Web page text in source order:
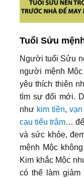
Tuổi Sửu
Người tuổi Sửu
người mệnh
yêu thích thiên
tìm sự đổi mới.
như kim tiền, vạn
cau tiểu trâm… để
và sức khỏe,
mệnh Mộc
Kim khắc Mộc
có thể làm giảm